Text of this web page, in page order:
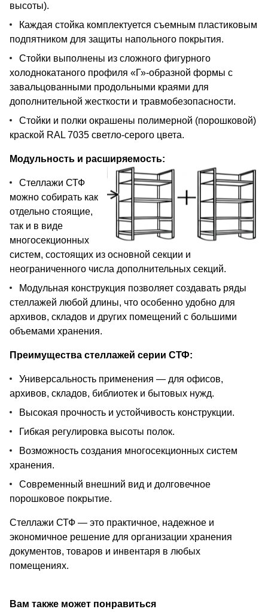
высоты).
Каждая стойка комплектуется съемным пластиковым
подпятником для защиты напольного покрытия.
Стойки выполнены из сложного фигурного
холоднокатаного профиля «Г»-образной формы с
завальцованными продольными краями для
дополнительной жесткости и травмобезопасности.
Стойки и полки окрашены полимерной (порошковой)
краской RAL 7035 светло-серого цвета.
Модульность и расширяемость:
Стеллажи СТФ
можно собирать как
отдельно стоящие,
так и в виде
многосекционных
систем, состоящих из основной секции и
неограниченного числа дополнительных секций.
Модульная конструкция позволяет создавать ряды
стеллажей любой длины, что особенно удобно для
архивов, складов и других помещений с большими
объемами хранения.
Преимущества стеллажей серии СТФ:
Универсальность применения — для офисов,
архивов, складов, библиотек и бытовых нужд.
Высокая прочность и устойчивость конструкции.
Гибкая регулировка высоты полок.
Возможность создания многосекционных систем
хранения.
Современный внешний вид и долговечное
порошковое покрытие.
Стеллажи СТФ — это практичное, надежное и
экономичное решение для организации хранения
документов, товаров и инвентаря в любых
помещениях.
Вам также может понравиться